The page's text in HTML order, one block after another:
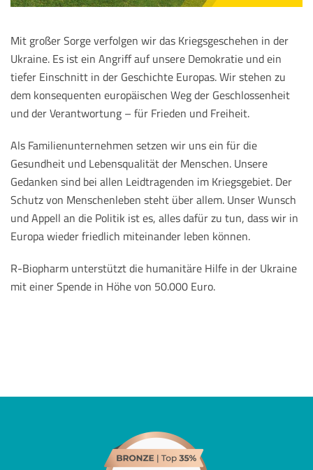
Mit großer Sorge verfolgen wir das Kriegsgeschehen in der
Ukraine. Es ist ein Angriff auf unsere Demokratie und ein
tiefer Einschnitt in der Geschichte Europas. Wir stehen zu
dem konsequenten europäischen Weg der Geschlossenheit
und der Verantwortung – für Frieden und Freiheit.
Als Familienunternehmen setzen wir uns ein für die
Gesundheit und Lebensqualität der Menschen. Unsere
Gedanken sind bei allen Leidtragenden im Kriegsgebiet. Der
Schutz von Menschenleben steht über allem. Unser Wunsch
und Appell an die Politik ist es, alles dafür zu tun, dass wir in
Europa wieder friedlich miteinander leben können.
R-Biopharm unterstützt die humanitäre Hilfe in der Ukraine
mit einer Spende in Höhe von 50.000 Euro.